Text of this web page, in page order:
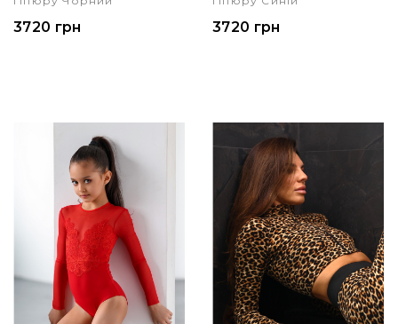
3720 грн 3720 грн